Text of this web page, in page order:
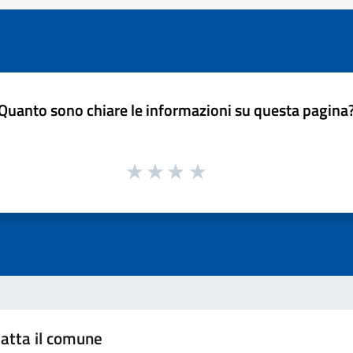
sono chiare le informazioni su questa
il comune